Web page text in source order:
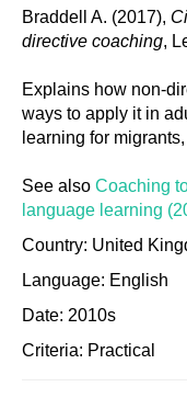
Braddell A. (2017),
directive coaching,
Explains how non-
ways to apply it in
learning for
See also Coaching
language learning
Country: United
Language: English
Date: 2010s
Criteria: Practical